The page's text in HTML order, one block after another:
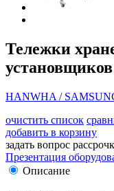
Тележки
HANWHA /
очистить список
добавить в корзину
задать вопрос
Презентация
Описание